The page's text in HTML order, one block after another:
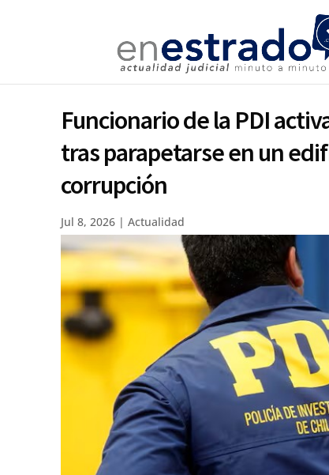
Funcionario de la PDI
tras parapetarse en un
corrupción
Jul 8, 2026 |Actualidad